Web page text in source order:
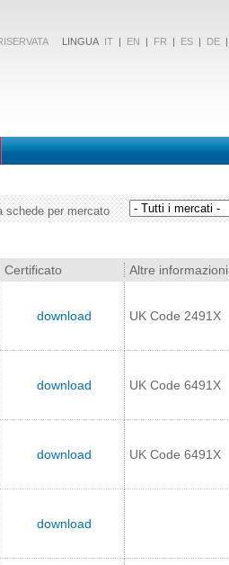
LINGUA IT| EN | FR | ES| DE|
schede per mercato
Certificato Altre informazioni
download UK Code 2491X
download UK Code 6491X
download UK Code 6491X
download